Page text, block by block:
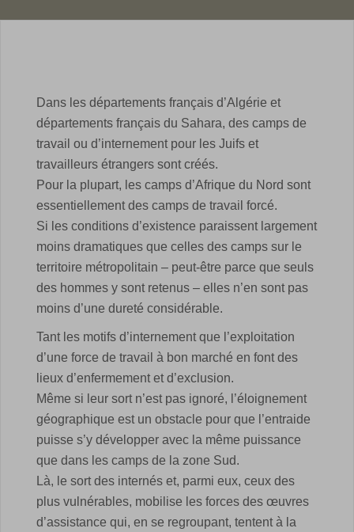
Dans les départements français d’Algérie et
départements français du Sahara, des camps de
travail ou d’internement pour les Juifs et
travailleurs étrangers sont créés.
Pour la plupart, les camps d’Afrique du Nord sont
essentiellement des camps de travail forcé.
Si les conditions d’existence paraissent largement
moins dramatiques que celles des camps sur le
territoire métropolitain – peut-être parce que seuls
des hommes y sont retenus – elles n’en sont pas
moins d’une dureté considérable.
Tant les motifs d’internement que l’exploitation
d’une force de travail à bon marché en font des
lieux d’enfermement et d’exclusion.
Même si leur sort n’est pas ignoré, l’éloignement
géographique est un obstacle pour que l’entraide
puisse s’y développer avec la même puissance
que dans les camps de la zone Sud.
Là, le sort des internés et, parmi eux, ceux des
plus vulnérables, mobilise les forces des œuvres
d’assistance qui, en se regroupant, tentent à la